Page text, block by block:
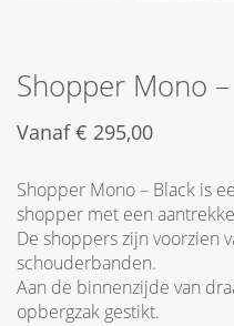
Shopper Mono
Vanaf€ 295,00
Shopper Mono – Black is
shopper met een
De shoppers zijn voorzien
schouderbanden.
Aan de binnenzijde van
opbergzak gestikt.